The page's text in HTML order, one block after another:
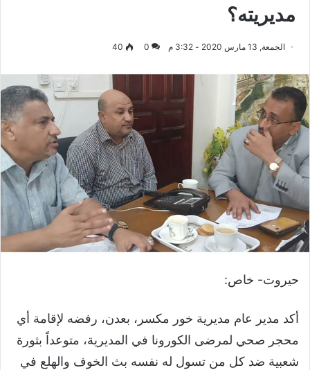
مديريته؟
الجمعة, 13 مارس 2020 - 3:32 م 0
40
حيروت- خاص:
أكد مدير عام مديرية خور مكسر، بعدن، رفضه لإقامة أي
محجر صحي لمرضى الكورونا في المديرية، متوعداً بثورة
شعبية ضد كل من تسول له نفسه بث الخوف والهلع في